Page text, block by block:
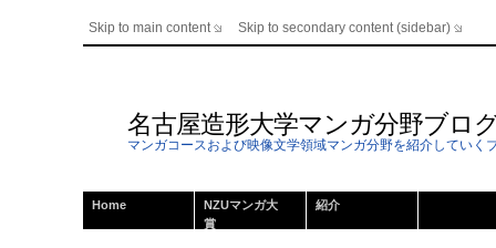
Skip to main content Skip to secondary content (sidebar)
名古屋造形大学マンガ分野ブロ
マンガコースおよび映像文学領域マンガ分野を紹介していく
Home
NZUマンガ大
賞
紹介